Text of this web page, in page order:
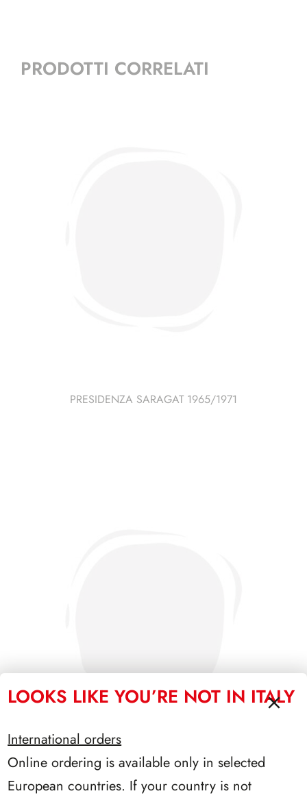
PRODOTTI CORRELATI
PRESIDENZA SARAGAT 1965/1971
SFORZESCO ITALIA 1994 PAGINE 5
LOOKS LIKE YOU’RE NOT IN ITALY
International orders
Online ordering is available only in selected
European countries. If your country is not